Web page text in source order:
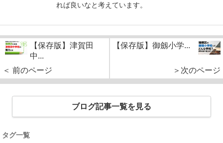
れば良いなと考えています。
【保存版】津賀田
中...
＜ 前のページ
【保存版】御劔小学...
＞次のページ
ブログ記事一覧を見る
タグ一覧